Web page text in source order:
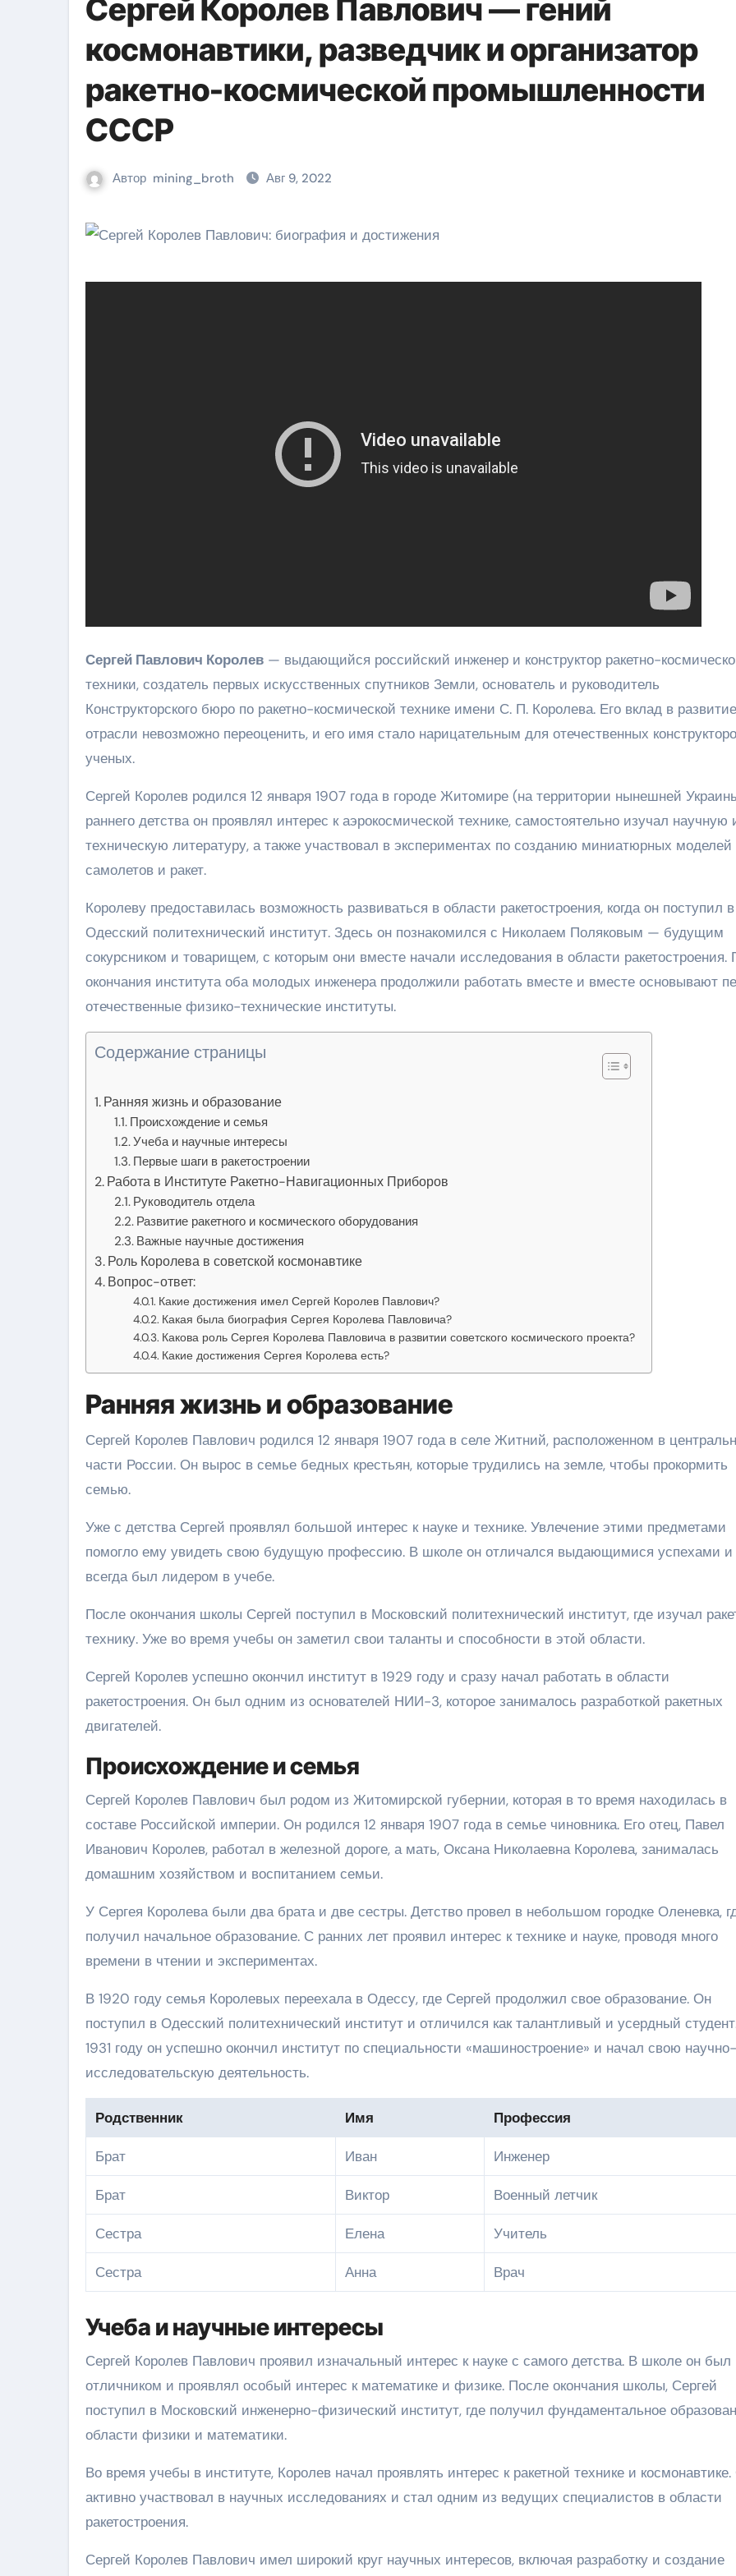
Сергей Королев Павлович — гений
космонавтики, разведчик и организатор
ракетно-космической промышленности
СССР
Автор mining_broth Авг 9, 2022
Сергей Павлович Королев — выдающийся российский инженер и конструктор ракетно-
техники, создатель первых искусственных спутников Земли, основатель и руководитель
Конструкторского бюро по ракетно-космической технике имени С. П. Королева. Его вклад в развитие
отрасли невозможно переоценить, и его имя стало нарицательным для отечественных
ученых.
Сергей Королев родился 12 января 1907 года в городе Житомире (на территории нынешней
раннего детства он проявлял интерес к аэрокосмической технике, самостоятельно изучал научную
техническую литературу, а также участвовал в экспериментах по созданию миниатюрных моделей
самолетов и ракет.
Королеву предоставилась возможность развиваться в области ракетостроения, когда он поступил в
Одесский политехнический институт. Здесь он познакомился с Николаем Поляковым — будущим
сокурсником и товарищем, с которым они вместе начали исследования в области ракетостроения.
окончания института оба молодых инженера продолжили работать вместе и вместе основывают
отечественные физико-технические институты.
Содержание страницы
Ранняя жизнь и образование
Происхождение и семья
Учеба и научные интересы
Первые шаги в ракетостроении
Работа в Институте Ракетно-Навигационных Приборов
Руководитель отдела
Развитие ракетного и космического оборудования
Важные научные достижения
Роль Королева в советской космонавтике
Вопрос-ответ:
Какие достижения имел Сергей Королев Павлович?
Какая была биография Сергея Королева Павловича?
Какова роль Сергея Королева Павловича в развитии советского космического проекта?
Какие достижения Сергея Королева есть?
Ранняя жизнь и образование
Сергей Королев Павлович родился 12 января 1907 года в селе Житний, расположенном в
части России. Он вырос в семье бедных крестьян, которые трудились на земле, чтобы прокормить
семью.
Уже с детства Сергей проявлял большой интерес к науке и технике. Увлечение этими предметами
помогло ему увидеть свою будущую профессию. В школе он отличался выдающимися успехами и
всегда был лидером в учебе.
После окончания школы Сергей поступил в Московский политехнический институт, где изучал
технику. Уже во время учебы он заметил свои таланты и способности в этой области.
Сергей Королев успешно окончил институт в 1929 году и сразу начал работать в области
ракетостроения. Он был одним из основателей НИИ-3, которое занималось разработкой ракетных
двигателей.
Происхождение и семья
Сергей Королев Павлович был родом из Житомирской губернии, которая в то время находилась в
составе Российской империи. Он родился 12 января 1907 года в семье чиновника. Его отец, Павел
Иванович Королев, работал в железной дороге, а мать, Оксана Николаевна Королева, занималась
домашним хозяйством и воспитанием семьи.
У Сергея Королева были два брата и две сестры. Детство провел в небольшом городке Оленевка,
получил начальное образование. С ранних лет проявил интерес к технике и науке, проводя много
времени в чтении и экспериментах.
В 1920 году семья Королевых переехала в Одессу, где Сергей продолжил свое образование. Он
поступил в Одесский политехнический институт и отличился как талантливый и усердный
1931 году он успешно окончил институт по специальности «машиностроение» и начал свою научно-
исследовательскую деятельность.
Родственник Имя Профессия
Брат Иван Инженер
Брат Виктор Военный летчик
Сестра Елена Учитель
Сестра Анна Врач
Учеба и научные интересы
Сергей Королев Павлович проявил изначальный интерес к науке с самого детства. В школе он был
отличником и проявлял особый интерес к математике и физике. После окончания школы, Сергей
поступил в Московский инженерно-физический институт, где получил фундаментальное
области физики и математики.
Во время учебы в институте, Королев начал проявлять интерес к ракетной технике и
активно участвовал в научных исследованиях и стал одним из ведущих специалистов в области
ракетостроения.
Сергей Королев Павлович имел широкий круг научных интересов, включая разработку и создание